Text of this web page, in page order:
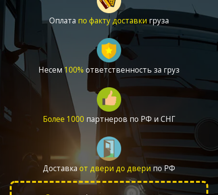
Оплата по факту доставки груза
Несем100% ответственность за груз
Более 1000 партнеров по РФ и СНГ
Доставка от двери до двери по РФ